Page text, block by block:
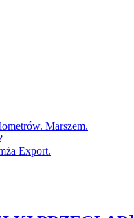
Marszem.
Export.